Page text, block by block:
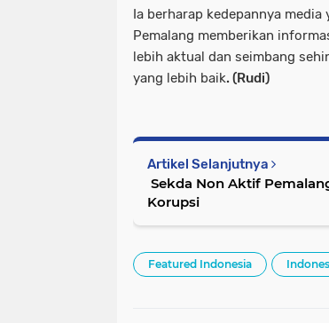
Ia berharap kedepannya
Pemalang memberikan
lebih aktual dan seimbang
yang lebih baik. (Rudi)
Artikel Selanjutnya
Sekda Non Aktif
Korupsi
Featured Indonesia